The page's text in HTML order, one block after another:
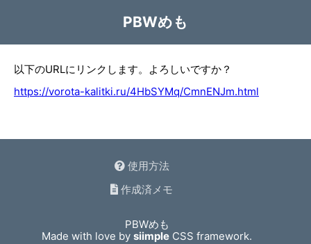
PBWめも
以下のURLにリンクします。よろしいですか？
https://vorota-kalitki.ru/4HbSYMq/CmnENJm.html
使用方法
作成済メモ
PBWめも
Made with love bysiimple CSS framework.